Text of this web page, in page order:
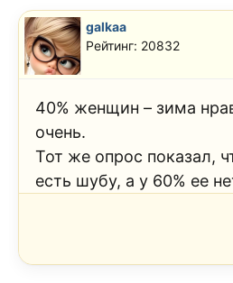
galkaa
Рейтинг: 20832
40% женщин – зима
очень.
Тот же опрос показал,
есть шубу, а у 60% ее